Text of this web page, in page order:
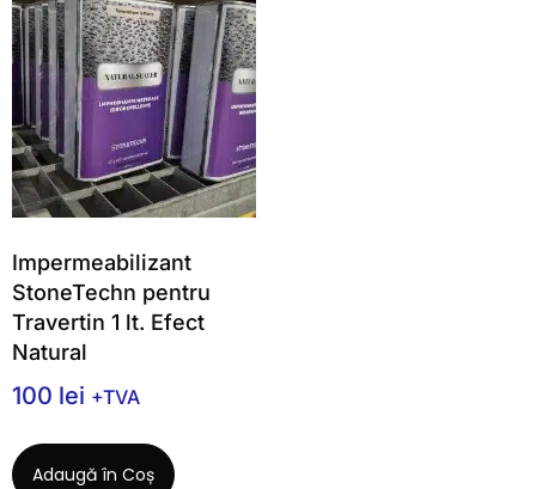
Impermeabilizant
StoneTechn pentru
Travertin 1 lt. Efect
Natural
100 lei +TVA
Adaugă în Coș